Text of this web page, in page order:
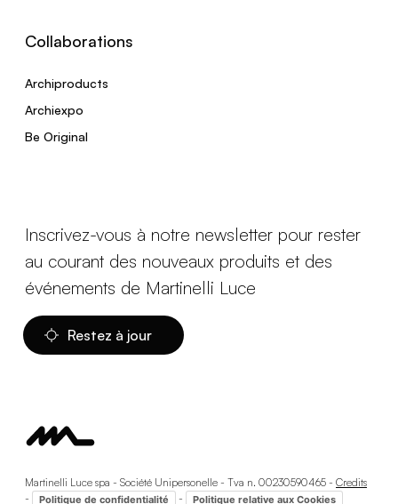
Collaborations
Archiproducts
Archiexpo
Be Original
Inscrivez-vous à notre newsletter pour rester
au courant des nouveaux produits et des
événements de Martinelli Luce
Restez à jour
Martinelli Luce spa - Société Unipersonelle - Tva n. 00230590465 - Credits
-
Politique de confidentialité - Politique relative aux Cookies